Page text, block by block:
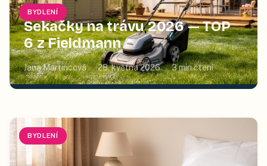
BYDLENÍ
Sekačky na trávu 2026 — TOP
6 z Fieldmann
Jana Martincová 28. května 2026 3min čtení
BYDLENÍ